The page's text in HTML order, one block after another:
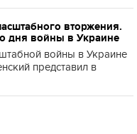
вторжения.
дня войны в Украине
войны в Украине
представил в